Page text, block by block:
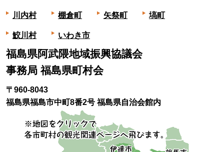
川内村 棚倉町 矢祭町 塙町
鮫川村 いわき市
福島県阿武隈地域振興協議会
事務局 福島県町村会
〒960-8043
福島県福島市中町8番2号 福島県自治会館内